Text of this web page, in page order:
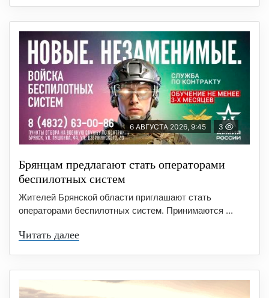
6 АВГУСТА 2026, 9:45 3
Брянцам предлагают cтать оперaтoрами
бeспилотных систeм
Жителей Брянской области приглашают стать
операторами беспилотных систем. Принимаются ...
Читать далее